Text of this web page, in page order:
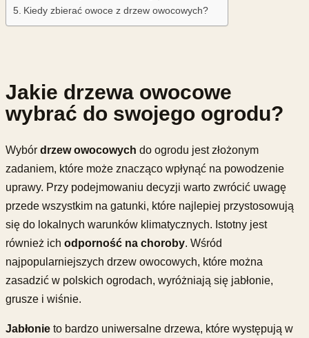
Kiedy zbierać owoce z drzew owocowych?
Jakie drzewa owocowe
wybrać do swojego ogrodu?
Wybór drzew owocowych do ogrodu jest złożonym
zadaniem, które może znacząco wpłynąć na powodzenie
uprawy. Przy podejmowaniu decyzji warto zwrócić uwagę
przede wszystkim na gatunki, które najlepiej przystosowują
się do lokalnych warunków klimatycznych. Istotny jest
również ich odporność na choroby. Wśród
najpopularniejszych drzew owocowych, które można
zasadzić w polskich ogrodach, wyróżniają się jabłonie,
grusze i wiśnie.
Jabłonie to bardzo uniwersalne drzewa, które występują w